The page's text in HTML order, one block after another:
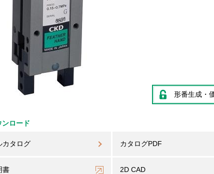
形番生成・
ンロード
カタログ カタログPDF
書 2D CAD